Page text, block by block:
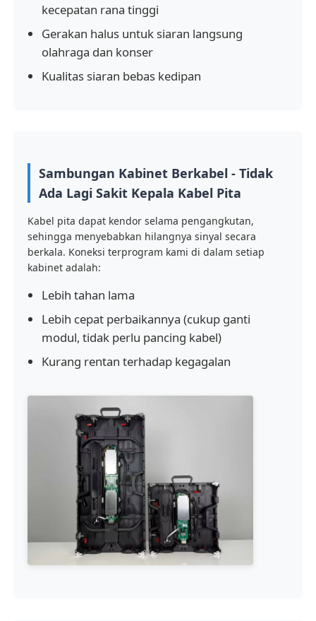
Tampilan Dinding Video LED
Sewa layar LED panggung
Dinding video LED COB
Tampilan LED transparan
SMD LED Screen
Papan reklame luar ruangan
kecepatan rana tinggi
Gerakan halus untuk siaran langsung
olahraga dan konser
Kualitas siaran bebas kedipan
Sambungan Kabinet Berkabel - Tidak
Ada Lagi Sakit Kepala Kabel Pita
Kabel pita dapat kendor selama pengangkutan,
sehingga menyebabkan hilangnya sinyal secara
berkala. Koneksi terprogram kami di dalam setiap
kabinet adalah:
Lebih tahan lama
Lebih cepat perbaikannya (cukup ganti
modul, tidak perlu pancing kabel)
Kurang rentan terhadap kegagalan